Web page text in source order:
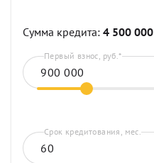
Сумма кредита: 4 500 000
Первый взнос, руб.*
Срок кредитования, мес.